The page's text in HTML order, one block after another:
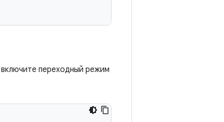
переходный режим